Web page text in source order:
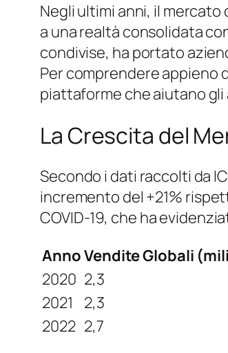
Negli ultimi anni, il
a una realtà consolidata
condivise, ha portato
Per comprendere appieno
piattaforme che aiutano
La Crescita del
Secondo i dati raccolti da
incremento del +21%
COVID-19, che ha
AnnoVendite Globali
2020 2,3
2021
2,3
2022 2,7